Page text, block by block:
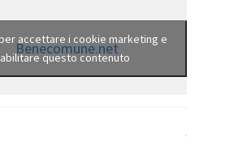
Benecomune.net
accettare i cookie marketing e
abilitare questo contenuto